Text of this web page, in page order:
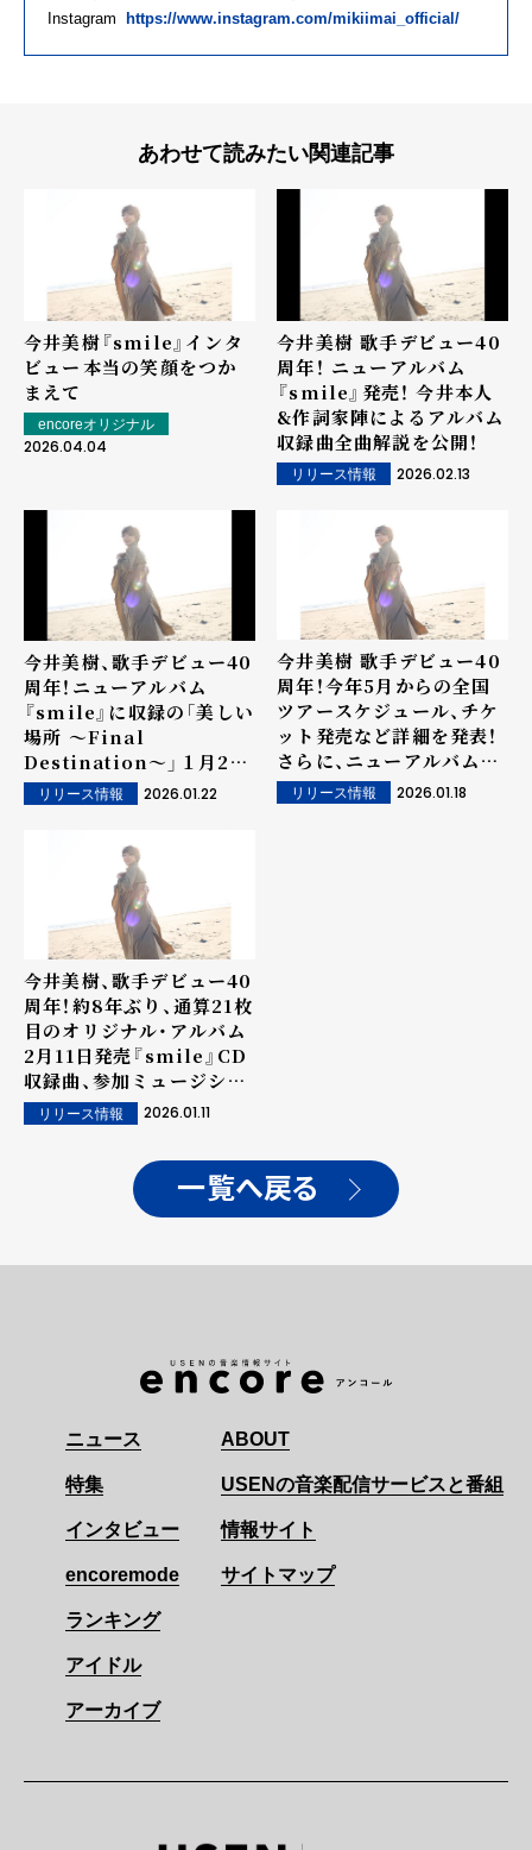
Instagram
https://www.instagram.com/mikiimai_official/
あわせて読みたい関連記事
今井美樹『smile』インタ
ビュー――本当の笑顔をつか
まえて
encoreオリジナル
2026.04.04
今井美樹 歌手デビュー40
周年！ ニューアルバム
『smile』発売！ 今井本人
&作詞家陣によるアルバム
収録曲全曲解説を公開！
リリース情報 2026.02.13
今井美樹、歌手デビュー40
周年！ニューアルバム
『smile』に収録の「美しい
場所 ～Final
Destination～」１月22
日より先行配信＆PV公開！
リリース情報 2026.01.22
今井美樹 歌手デビュー40
周年！今年5月からの全国
ツアースケジュール、チケ
ット発売など詳細を発表！
さらに、ニューアルバム
『smile』発売にさきがけ
て、特設サイトをOPEN！
リリース情報 2026.01.18
今井美樹、歌手デビュー40
周年！約8年ぶり、通算21枚
目のオリジナル・アルバム
2月11日発売『smile』CD
収録曲、参加ミュージシャ
ンを公開！さらには購入特
典絵柄も公開！
リリース情報 2026.01.11
一覧へ戻る
ニュース
特集
インタビュー
encoremode
ランキング
アイドル
アーカイブ
ABOUT
USENの音楽配信サービスと番組
情報サイト
サイトマップ